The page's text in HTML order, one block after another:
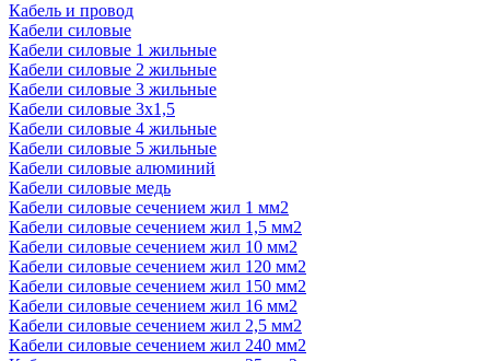
Кабель и провод
Кабели силовые
Кабели силовые 1 жильные
Кабели силовые 2 жильные
Кабели силовые 3 жильные
Кабели силовые 3х1,5
Кабели силовые 4 жильные
Кабели силовые 5 жильные
Кабели силовые алюминий
Кабели силовые медь
Кабели силовые сечением жил 1 мм2
Кабели силовые сечением жил 1,5 мм2
Кабели силовые сечением жил 10 мм2
Кабели силовые сечением жил 120 мм2
Кабели силовые сечением жил 150 мм2
Кабели силовые сечением жил 16 мм2
Кабели силовые сечением жил 2,5 мм2
Кабели силовые сечением жил 240 мм2